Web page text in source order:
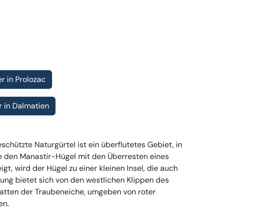
in Prolozac
in Dalmatien
Naturgürtel ist ein überflutetes Gebiet, in
den Manastir-Hügel mit den Überresten eines
wird der Hügel zu einer kleinen Insel, die auch
bietet sich von den westlichen Klippen des
der Traubeneiche, umgeben von roter